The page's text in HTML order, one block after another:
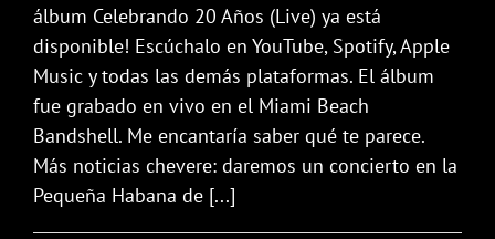
álbum Celebrando 20 Años (Live) ya está
disponible! Escúchalo en YouTube, Spotify, Apple
Music y todas las demás plataformas. El álbum
fue grabado en vivo en el Miami Beach
Bandshell. Me encantaría saber qué te parece.
Más noticias chevere: daremos un concierto en la
Pequeña Habana de [...]